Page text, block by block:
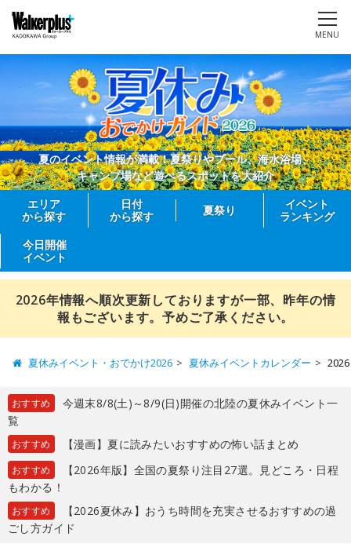
MENU
夏のイベント情報が満載！夏祭りやプール、海水浴場、
キャンプ場など遊べるスポットを大紹介
エリア
から探す
日付
から探す
夏祭り
イベント
ランキング
今日開催
イベント
2026年情報へ順次更新しておりますが一部、昨年の情
報もございます。予めご了承ください。
夏休みイベント・おでかけ2026 夏休みイベントカレンダー
おすすめ
今週末8/8(土)～8/9(日)開催の北陸の夏休みイベント一
覧
おすすめ 【漫画】夏に読みたいおすすめの怖い話まとめ
おすすめ
【2026年版】全国の夏祭り注目27選。見どころ・日程
もわかる！
おすすめ
【2026夏休み】おうち時間を充実させるおすすめの過
ごし方ガイド